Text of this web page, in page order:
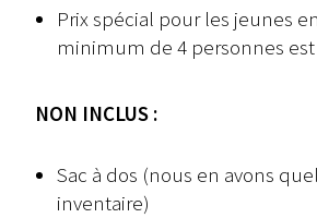
Prix spécial pour les jeunes
minimum de 4 personnes
NON INCLUS :
Sac à dos (nous en avons
inventaire)